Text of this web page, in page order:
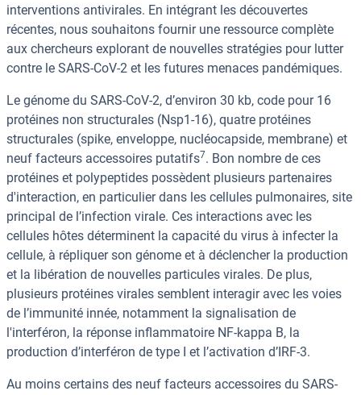
interventions antivirales. En intégrant les découvertes
récentes, nous souhaitons fournir une ressource complète
aux chercheurs explorant de nouvelles stratégies pour lutter
contre le SARS-CoV-2 et les futures menaces pandémiques.
Le génome du SARS-CoV-2, d’environ 30 kb, code pour 16
protéines non structurales (Nsp1-16), quatre protéines
structurales (spike, enveloppe, nucléocapside, membrane) et
neuf facteurs accessoires putatifs7. Bon nombre de ces
protéines et polypeptides possèdent plusieurs partenaires
d'interaction, en particulier dans les cellules pulmonaires, site
principal de l’infection virale. Ces interactions avec les
cellules hôtes déterminent la capacité du virus à infecter la
cellule, à répliquer son génome et à déclencher la production
et la libération de nouvelles particules virales. De plus,
plusieurs protéines virales semblent interagir avec les voies
de l’immunité innée, notamment la signalisation de
l'interféron, la réponse inflammatoire NF-kappa B, la
production d’interféron de type I et l’activation d’IRF-3.
Au moins certains des neuf facteurs accessoires du SARS-